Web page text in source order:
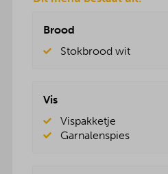
Brood
Stokbrood wit
Vis
Vispakketje
Garnalenspies